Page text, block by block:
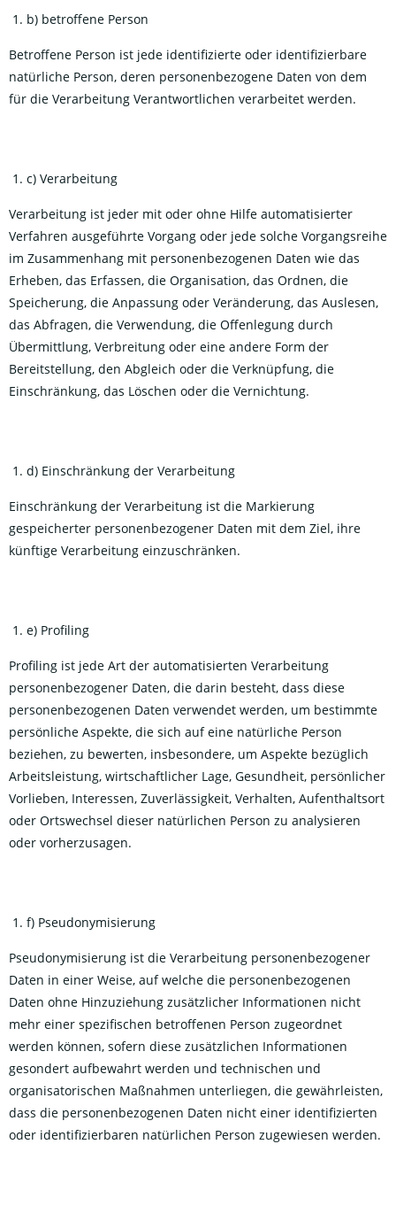
b) betroffene Person
Betroffene Person ist jede identifizierte oder identifizierbare
natürliche Person, deren personenbezogene Daten von dem
für die Verarbeitung Verantwortlichen verarbeitet werden.
c) Verarbeitung
Verarbeitung ist jeder mit oder ohne Hilfe automatisierter
Verfahren ausgeführte Vorgang oder jede solche Vorgangsreihe
im Zusammenhang mit personenbezogenen Daten wie das
Erheben, das Erfassen, die Organisation, das Ordnen, die
Speicherung, die Anpassung oder Veränderung, das Auslesen,
das Abfragen, die Verwendung, die Offenlegung durch
Übermittlung, Verbreitung oder eine andere Form der
Bereitstellung, den Abgleich oder die Verknüpfung, die
Einschränkung, das Löschen oder die Vernichtung.
d) Einschränkung der Verarbeitung
Einschränkung der Verarbeitung ist die Markierung
gespeicherter personenbezogener Daten mit dem Ziel, ihre
künftige Verarbeitung einzuschränken.
e) Profiling
Profiling ist jede Art der automatisierten Verarbeitung
personenbezogener Daten, die darin besteht, dass diese
personenbezogenen Daten verwendet werden, um bestimmte
persönliche Aspekte, die sich auf eine natürliche Person
beziehen, zu bewerten, insbesondere, um Aspekte bezüglich
Arbeitsleistung, wirtschaftlicher Lage, Gesundheit, persönlicher
Vorlieben, Interessen, Zuverlässigkeit, Verhalten, Aufenthaltsort
oder Ortswechsel dieser natürlichen Person zu analysieren
oder vorherzusagen.
f) Pseudonymisierung
Pseudonymisierung ist die Verarbeitung personenbezogener
Daten in einer Weise, auf welche die personenbezogenen
Daten ohne Hinzuziehung zusätzlicher Informationen nicht
mehr einer spezifischen betroffenen Person zugeordnet
werden können, sofern diese zusätzlichen Informationen
gesondert aufbewahrt werden und technischen und
organisatorischen Maßnahmen unterliegen, die gewährleisten,
dass die personenbezogenen Daten nicht einer identifizierten
oder identifizierbaren natürlichen Person zugewiesen werden.